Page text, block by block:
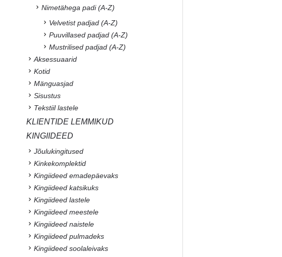
Nimetähega padi (A-Z)
Velvetist padjad (A-Z)
Puuvillased padjad (A-Z)
Mustrilised padjad (A-Z)
Aksessuaarid
Kotid
Mänguasjad
Sisustus
Tekstiil lastele
KLIENTIDE LEMMIKUD
KINGIIDEED
Jõulukingitused
Kinkekomplektid
Kingiideed emadepäevaks
Kingiideed katsikuks
Kingiideed lastele
Kingiideed meestele
Kingiideed naistele
Kingiideed pulmadeks
Kingiideed soolaleivaks